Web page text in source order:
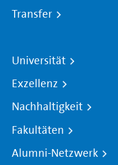
Transfer
Universität
Exzellenz
Nachhaltigkeit
Fakultäten
Alumni-Netzwerk